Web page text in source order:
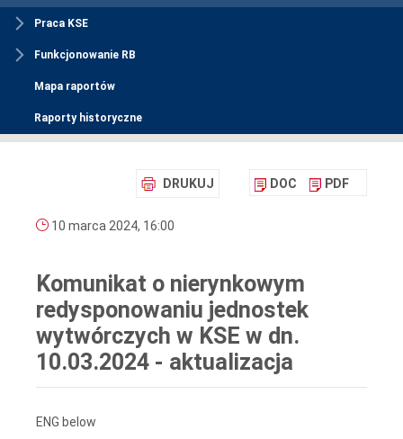
Praca KSE
Funkcjonowanie RB
Mapa raportów
Raporty historyczne
DRUKUJ DOC PDF
10 marca 2024, 16:00
Komunikat o nierynkowym
redysponowaniu jednostek
wytwórczych w KSE w dn.
10.03.2024 - aktualizacja
ENG below